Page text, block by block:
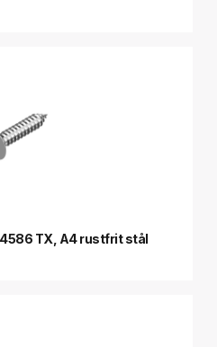
TX, A4 rustfrit stål